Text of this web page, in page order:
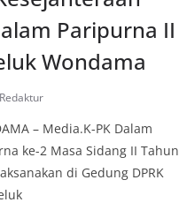
Paripurna II
Wondama
Redaktur
– Media.K-PK Dalam
ke-2 Masa Sidang II Tahun
di Gedung DPRK